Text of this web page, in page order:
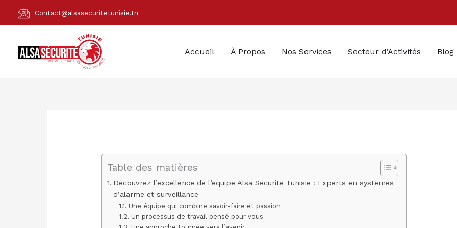
Contact@alsasecuritetunisie.tn
Accueil À Propos Nos Services Secteur d’Activités Blog
Table des matières
Découvrez l’excellence de l’équipe Alsa Sécurité Tunisie : Experts en systèmes
d’alarme et surveillance
Une équipe qui combine savoir-faire et passion
Un processus de travail pensé pour vous